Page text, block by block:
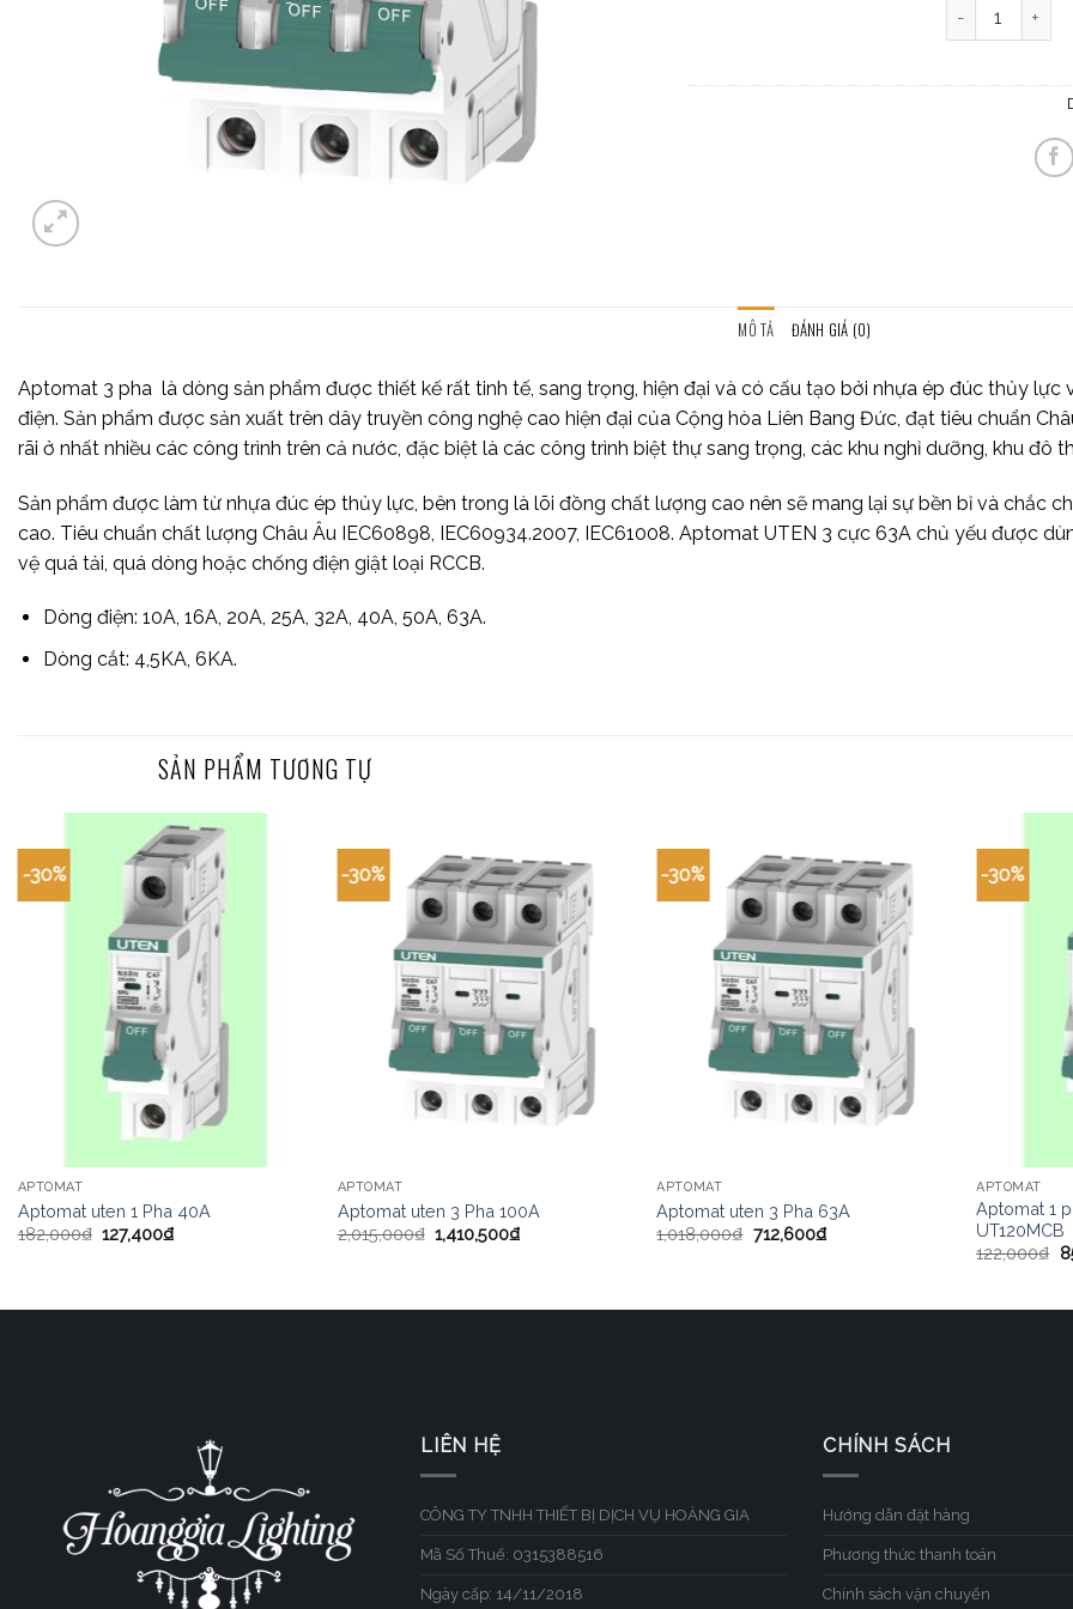
MÔ TẢ ĐÁNH GIÁ (0)
Aptomat 3 pha là dòng sản phẩm được thiết kế rất tinh tế, sang trọng, hiện đại và có cấu tạo bởi nhựa ép đúc thủy
điện. Sản phẩm được sản xuất trên dây truyền công nghệ cao hiện đại của Cộng hòa Liên Bang Đức, đạt tiêu chuẩn
rãi ở nhất nhiều các công trình trên cả nước, đặc biệt là các công trình biệt thự sang trọng, các khu nghỉ dưỡng, khu đô
Sản phẩm được làm từ nhựa đúc ép thủy lực, bên trong là lõi đồng chất lượng cao nên sẽ mang lại sự bền bỉ và chắc
cao. Tiêu chuẩn chất lượng Châu Âu IEC60898, IEC60934.2007, IEC61008. Aptomat UTEN 3 cực 63A chủ yếu được
vệ quá tải, quá dòng hoặc chống điện giật loại RCCB.
Dòng điện: 10A, 16A, 20A, 25A, 32A, 40A, 50A, 63A.
Dòng cắt: 4,5KA, 6KA.
SẢN PHẨM TƯƠNG TỰ
-30%
APTOMAT
Aptomat uten 1 Pha 40A
182,000₫ 127,400₫
-30%
APTOMAT
Aptomat uten 3 Pha 100A
2,015,000₫ 1,410,500₫
-30%
APTOMAT
Aptomat uten 3 Pha 63A
1,018,000₫ 712,600₫
-30%
APTOMAT
Aptomat 1
UT120MCB
122,000₫
LIÊN HỆ
CÔNG TY TNHH THIẾT BỊ DỊCH VỤ HOÀNG GIA
Mã Số Thuế: 0315388516
Ngày cấp: 14/11/2018
CHÍNH SÁCH
Hướng dẫn đặt hàng
Phương thức thanh toán
Chính sách vận chuyển